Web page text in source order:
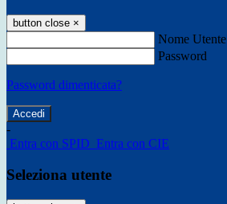
button close ×
Nome Utente
Password
Password dimenticata?
-
Entra con SPID Entra con CIE
Seleziona utente